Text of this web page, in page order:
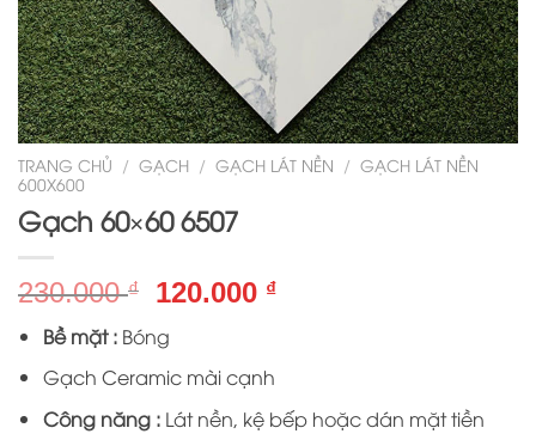
TRANG CHỦ / GẠCH / GẠCH LÁT NỀN / GẠCH LÁT NỀN
600X600
Gạch 60×60 6507
230.000₫
Giá
là:
230.000 ₫.
120.000 ₫Giá
120.000 ₫.
Bề mặt :Bóng
Gạch Ceramic mài cạnh
Công năng :Lát nền, kệ bếp hoặc dán mặt tiền